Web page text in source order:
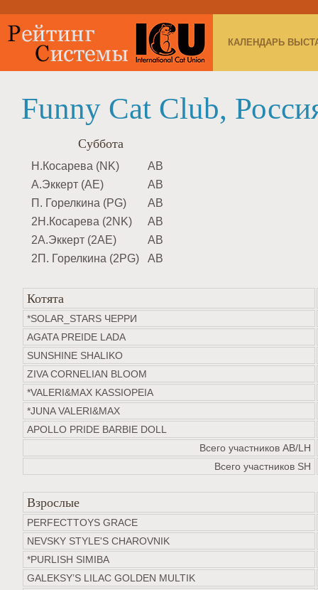
КАЛЕНДАРЬ
Funny Cat Club,
Суббота
Н.Косарева (NK)
AB
А.Эккерт (AE)
AB
П. Горелкина (PG)
AB
2Н.Косарева (2NK)
AB
2А.Эккерт (2AE)
AB
2П. Горелкина (2PG)
AB
Котята
*SOLAR_STARS ЧЕРРИ
AGATA PREIDE LADA
SUNSHINE SHALIKO
ZIVA CORNELIAN BLOOM
*VALERI&MAX KASSIOPEIA
*JUNA VALERI&MAX
APOLLO PRIDE BARBIE DOLL
Всего участников AB/LH
Всего участников SH
Взрослые
PERFECTTOYS GRACE
NEVSKY STYLE'S CHAROVNIK
*PURLISH SIMIBA
GALEKSY’S LILAC GOLDEN MULTIK